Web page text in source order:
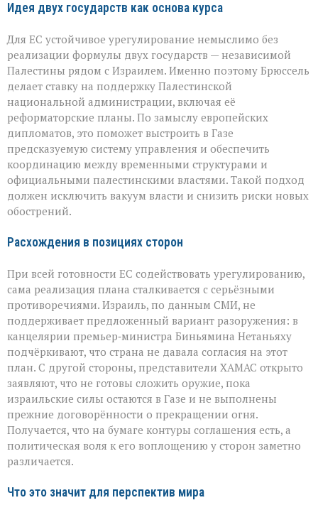
Идея двух государств как основа курса
Для ЕС устойчивое урегулирование немыслимо без
реализации формулы двух государств — независимой
Палестины рядом с Израилем. Именно поэтому Брюссель
делает ставку на поддержку Палестинской
национальной администрации, включая её
реформаторские планы. По замыслу европейских
дипломатов, это поможет выстроить в Газе
предсказуемую систему управления и обеспечить
координацию между временными структурами и
официальными палестинскими властями. Такой подход
должен исключить вакуум власти и снизить риски новых
обострений.
Расхождения в позициях сторон
При всей готовности ЕС содействовать урегулированию,
сама реализация плана сталкивается с серьёзными
противоречиями. Израиль, по данным СМИ, не
поддерживает предложенный вариант разоружения: в
канцелярии премьер‑министра Биньямина Нетаньяху
подчёркивают, что страна не давала согласия на этот
план. С другой стороны, представители ХАМАС открыто
заявляют, что не готовы сложить оружие, пока
израильские силы остаются в Газе и не выполнены
прежние договорённости о прекращении огня.
Получается, что на бумаге контуры соглашения есть, а
политическая воля к его воплощению у сторон заметно
различается.
Что это значит для перспектив мира